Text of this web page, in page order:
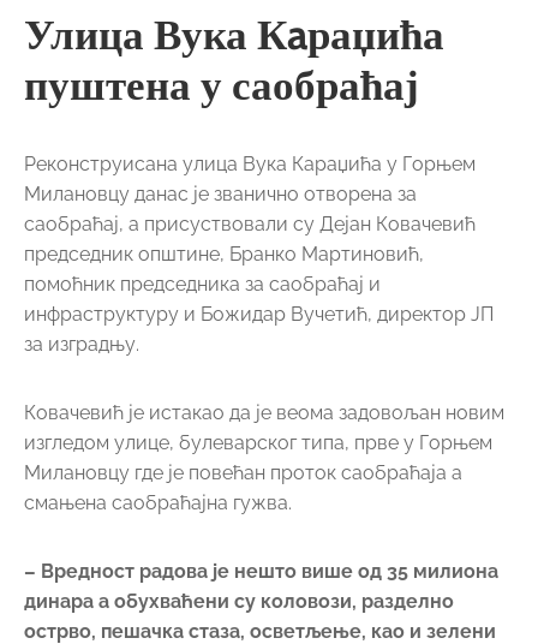
Улица Вука Кaраџића
пуштена у саобраћај
Реконструисана улица Вука Караџића у Горњем
Милановцу данас је званично отворена за
саобраћај, а присуствовали су Дејан Ковачевић
председник општине, Бранко Мартиновић,
помоћник председника за саобраћај и
инфраструктуру и Божидар Вучетић, директор ЈП
за изградњу.
Ковачевић је истакао да је веома задовољан новим
изгледом улице, булеварског типа, прве у Горњем
Милановцу где је повећан проток саобраћаја а
смањена саобраћајна гужва.
– Вредност радова је нешто више од 35 милиона
динара а обухваћени су коловози, разделно
острво, пешачка стаза, осветљење, као и зелени